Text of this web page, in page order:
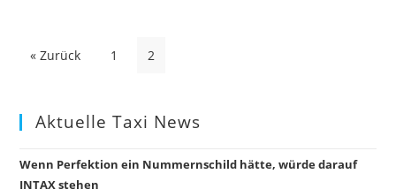
der« Zurück 1 2
Aktuelle Taxi News
Wenn Perfektion ein Nummernschild hätte, würde darauf
INTAX stehen